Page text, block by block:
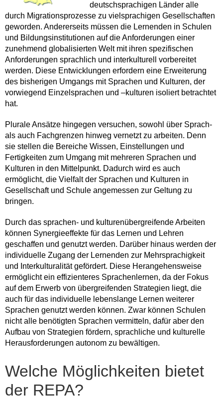
deutschsprachigen Länder alle
durch Migrationsprozesse zu vielsprachigen Gesellschaften
geworden. Andererseits müssen die Lernenden in Schulen
und Bildungsinstitutionen auf die Anforderungen einer
zunehmend globalisierten Welt mit ihren spezifischen
Anforderungen sprachlich und interkulturell vorbereitet
werden. Diese Entwicklungen erfordern eine Erweiterung
des bisherigen Umgangs mit Sprachen und Kulturen, der
vorwiegend Einzelsprachen und –kulturen isoliert betrachtet
hat.
Plurale Ansätze hingegen versuchen, sowohl über Sprach-
als auch Fachgrenzen hinweg vernetzt zu arbeiten. Denn
sie stellen die Bereiche Wissen, Einstellungen und
Fertigkeiten zum Umgang mit mehreren Sprachen und
Kulturen in den Mittelpunkt. Dadurch wird es auch
ermöglicht, die Vielfalt der Sprachen und Kulturen in
Gesellschaft und Schule angemessen zur Geltung zu
bringen.
Durch das sprachen- und kulturenübergreifende Arbeiten
können Synergieeffekte für das Lernen und Lehren
geschaffen und genutzt werden. Darüber hinaus werden der
individuelle Zugang der Lernenden zur Mehrsprachigkeit
und Interkulturalität gefördert. Diese Herangehensweise
ermöglicht ein effizienteres Sprachenlernen, da der Fokus
auf dem Erwerb von übergreifenden Strategien liegt, die
auch für das individuelle lebenslange Lernen weiterer
Sprachen genutzt werden können. Zwar können Schulen
nicht alle benötigten Sprachen vermitteln, dafür aber den
Aufbau von Strategien fördern, sprachliche und kulturelle
Herausforderungen autonom zu bewältigen.
Welche Möglichkeiten bietet
der REPA?